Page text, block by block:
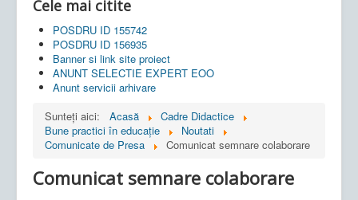
Cele mai citite
POSDRU ID 155742
POSDRU ID 156935
Banner si link site proiect
ANUNT SELECTIE EXPERT EOO
Anunt servicii arhivare
Sunteți aici:
Acasă
Cadre Didactice
Bune practici în educaţie
Noutati
Comunicate de Presa
Comunicat semnare colaborare
Comunicat semnare colaborare